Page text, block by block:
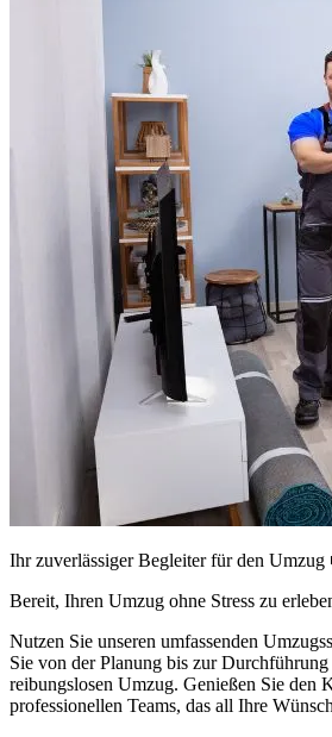
Ihr zuverlässiger Begleiter für den Umzug
Bereit, Ihren Umzug ohne Stress zu
Nutzen Sie unseren umfassenden
Sie von der Planung bis zur
reibungslosen Umzug. Genießen Sie den
professionellen Teams, das all Ihre